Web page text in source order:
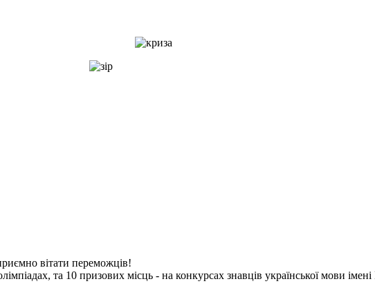
вітати переможців!
та 10 призових місць - на конкурсах знавців української мови